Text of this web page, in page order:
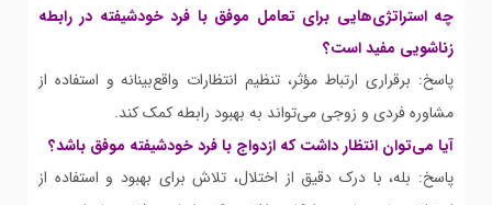
چه استراتژی‌هایی برای تعامل موفق با فرد خودشیفته در رابطه
زناشویی مفید است؟
پاسخ: برقراری ارتباط مؤثر، تنظیم انتظارات واقع‌بینانه و استفاده از
مشاوره فردی و زوجی می‌تواند به بهبود رابطه کمک کند.
آیا می‌توان انتظار داشت که ازدواج با فرد خودشیفته موفق باشد؟
پاسخ: بله، با درک دقیق از اختلال، تلاش برای بهبود و استفاده از